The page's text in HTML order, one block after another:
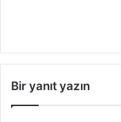
Bir yanıt yazın